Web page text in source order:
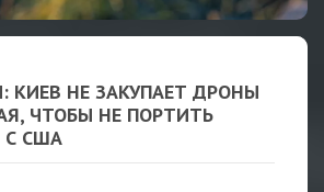
КИЕВ НЕ ЗАКУПАЕТ ДРОНЫ
ЧТОБЫ НЕ ПОРТИТЬ
США